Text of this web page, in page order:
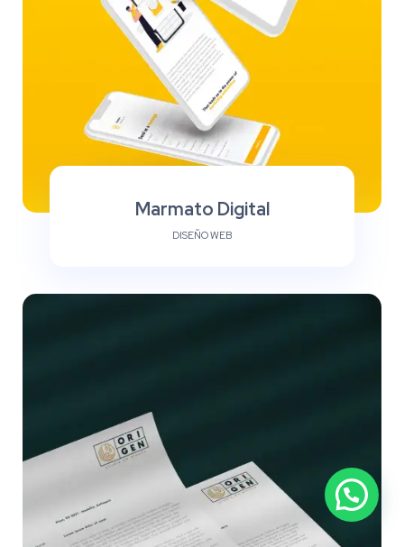
Marmato Digital
DISEÑO WEB
¿Dudas? ¡Escríbenos!
1